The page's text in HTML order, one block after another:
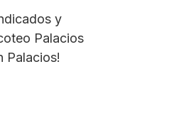
y
Palacios
Palacios!